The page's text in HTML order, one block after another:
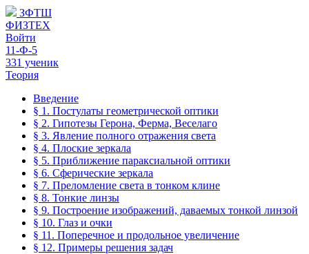
ЗФТШ
ФИЗТЕХ
Войти
11-Ф-5
331 ученик
Теория
Введение
§ 1. Постулаты геометрической оптики
§ 2. Гипотезы Герона, Ферма, Веселаго
§ 3. Явление полного отражения света
§ 4. Плоские зеркала
§ 5. Приближение параксиальной оптики
§ 6. Сферические зеркала
§ 7. Преломление света в тонком клине
§ 8. Тонкие линзы
§ 9. Построение изображений, даваемых тонкой линзой
§ 10. Глаз и очки
§ 11. Поперечное и продольное увеличение
§ 12. Примеры решения задач